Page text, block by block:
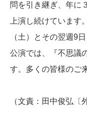
問を引き継ぎ、年に
上演し続けています
（土）とその翌週9
公演では、『不思議
す。多くの皆様のご
（文責：田中俊弘〔